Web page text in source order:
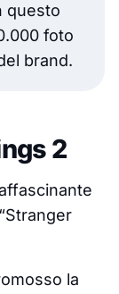
questo
foto
brand.
2
la